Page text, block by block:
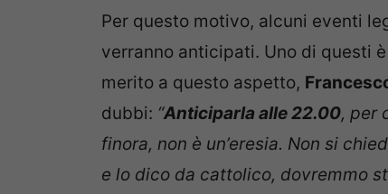
Per questo motivo, alcuni eventi
verranno anticipati. Uno di questi è
merito a questo aspetto,
dubbi: “Anticiparla alle 22.00, per
finora, non è un’eresia. Non si
e lo dico da cattolico, dovremmo